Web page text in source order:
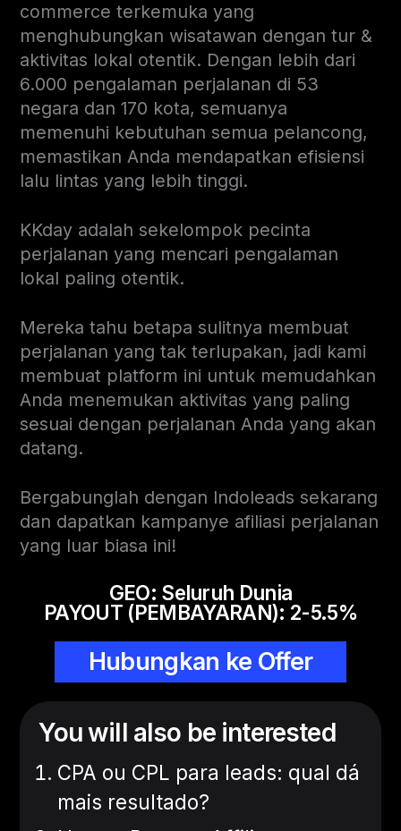
commerce terkemuka yang
menghubungkan wisatawan dengan tur &
aktivitas lokal otentik. Dengan lebih dari
6.000 pengalaman perjalanan di 53
negara dan 170 kota, semuanya
memenuhi kebutuhan semua pelancong,
memastikan Anda mendapatkan efisiensi
lalu lintas yang lebih tinggi.
KKday adalah sekelompok pecinta
perjalanan yang mencari pengalaman
lokal paling otentik.
Mereka tahu betapa sulitnya membuat
perjalanan yang tak terlupakan, jadi kami
membuat platform ini untuk memudahkan
Anda menemukan aktivitas yang paling
sesuai dengan perjalanan Anda yang akan
datang.
Bergabunglah dengan Indoleads sekarang
dan dapatkan kampanye afiliasi perjalanan
yang luar biasa ini!
GEO: Seluruh Dunia
PAYOUT (PEMBAYARAN): 2-5.5%
Hubungkan ke Offer
You will also be interested
CPA ou CPL para leads: qual dá
mais resultado?